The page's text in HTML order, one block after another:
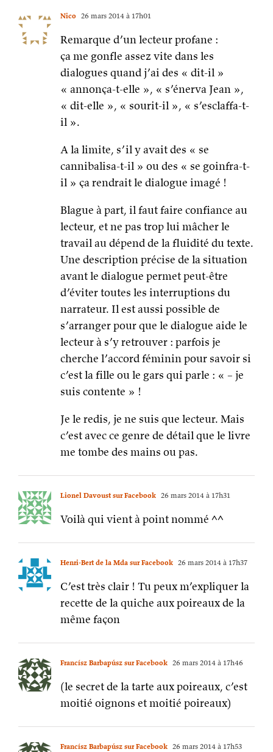
Nico 26 mars 2014 à 17h01
Remarque d’un lecteur profane :
ça me gonfle assez vite dans les
dialogues quand j’ai des « dit-il »
« annonça-t-elle », « s’énerva Jean »,
« dit-elle », « sourit-il », « s’esclaffa-t-
il ».
A la limite, s’il y avait des « se
cannibalisa-t-il » ou des « se goinfra-t-
il » ça rendrait le dialogue imagé !
Blague à part, il faut faire confiance au
lecteur, et ne pas trop lui mâcher le
travail au dépend de la fluidité du texte.
Une description précise de la situation
avant le dialogue permet peut-être
d’éviter toutes les interruptions du
narrateur. Il est aussi possible de
s’arranger pour que le dialogue aide le
lecteur à s’y retrouver : parfois je
cherche l’accord féminin pour savoir si
c’est la fille ou le gars qui parle : « – je
suis contente » !
Je le redis, je ne suis que lecteur. Mais
c’est avec ce genre de détail que le livre
me tombe des mains ou pas.
Lionel Davoust sur Facebook 26 mars 2014 à 17h31
Voilà qui vient à point nommé ^^
Henri-Bert de la Mda sur Facebook 26 mars 2014 à 17h37
C’est très clair ! Tu peux m’expliquer la
recette de la quiche aux poireaux de la
même façon
Francísz Barbapúsz sur Facebook 26 mars 2014 à 17h46
(le secret de la tarte aux poireaux, c’est
moitié oignons et moitié poireaux)
Francísz Barbapúsz sur Facebook 26 mars 2014 à 17h53